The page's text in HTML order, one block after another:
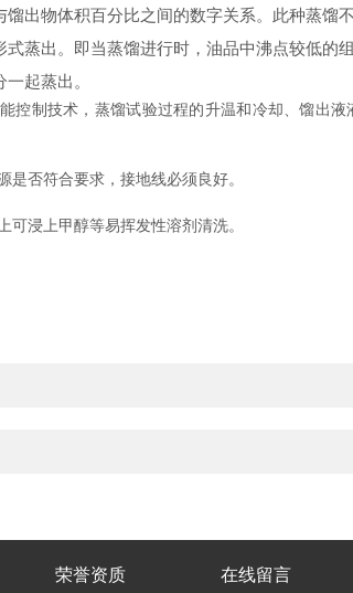
物体积百分比之间的数字关系。此种蒸馏
蒸出。即当蒸馏进行时，油品中沸点较低的
起蒸出。
制技术，蒸馏试验过程的升温和冷却、馏出液
否符合要求，接地线必须良好。
浸上甲醇等易挥发性溶剂清洗。
荣誉资质 在线留言